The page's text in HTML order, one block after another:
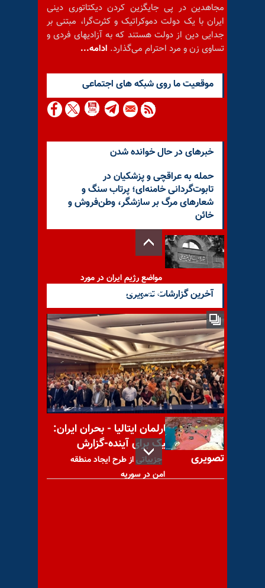
مجاهدین در پی جایگزین کردن دیکتاتوری دینی
ایران با یک دولت دموکراتیک و کثرت‌گرا، مبتنی بر
جدایی دین از دولت هستند که به آزادیهای فردی و
تساوی زن و مرد احترام می‌گذارد. ادامه...
موقعيت ما روى شبكه هاى اجتماعى
خبرهای در حال خوانده شدن
حمله به عراقچی و پزشکیان در
تابوت‌گردانی خامنه‌ای؛ پرتاب سنگ و
شعارهای مرگ بر سازشگر، وطن‌فروش و
خائن
مواضع رژیم ایران در مورد
موضوع آتش‌بس دو هفته‌یی
ابعاد عظیم خسارات زلزله در
استان‌ کرمانشاه، ویرانی هفت
شهر و بیش
جزییاتی از طرح ایجاد منطقه
امن در سوریه
آخرین گزارشات تصویری
کنفرانس در پارلمان ایتالیا - بحران ایران:
راه‌حل دموکراتیک برای آینده-گزارش
تصویری